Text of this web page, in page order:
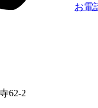
お電
62-2